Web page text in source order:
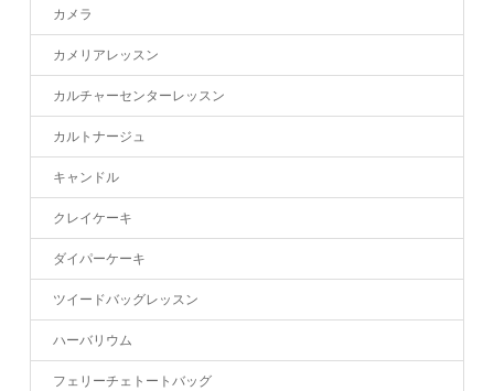
カメラ
カメリアレッスン
カルチャーセンターレッスン
カルトナージュ
キャンドル
クレイケーキ
ダイパーケーキ
ツイードバッグレッスン
ハーバリウム
フェリーチェトートバッグ